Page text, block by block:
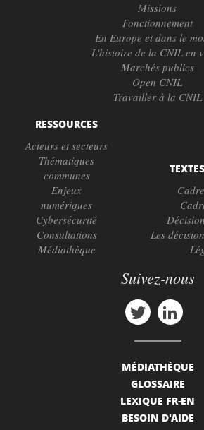
Missions
Fonctionnement
En Europe et dans le
L'histoire de la CNIL en
Marchés publics
Open CNIL
Travailler à la CNIL
RESSOURCES
Acteurs et secteurs
Thématiques
communes
Enjeux
numériques
Cybersécurité
Consultations
Médiathèque
Les
Suivez-nous
MÉDIATHÈQUE
GLOSSAIRE
LEXIQUE FR-EN
BESOIN D'AIDE